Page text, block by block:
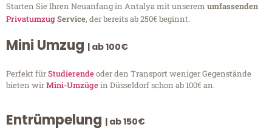
Starten Sie Ihren Neuanfang in Antalya mit unserem umfassenden
PrivatumzugService, der bereits ab 250€ beginnt.
Mini Umzug | ab 100€
Perfekt fürStudierendeoder den Transport weniger Gegenstände
bieten wirMini-Umzügein Düsseldorf schon ab 100€ an.
Entrümpelung | ab 150€